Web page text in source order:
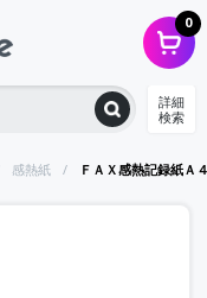
0
詳細
検索
感熱紙 ＦＡＸ感熱記録紙